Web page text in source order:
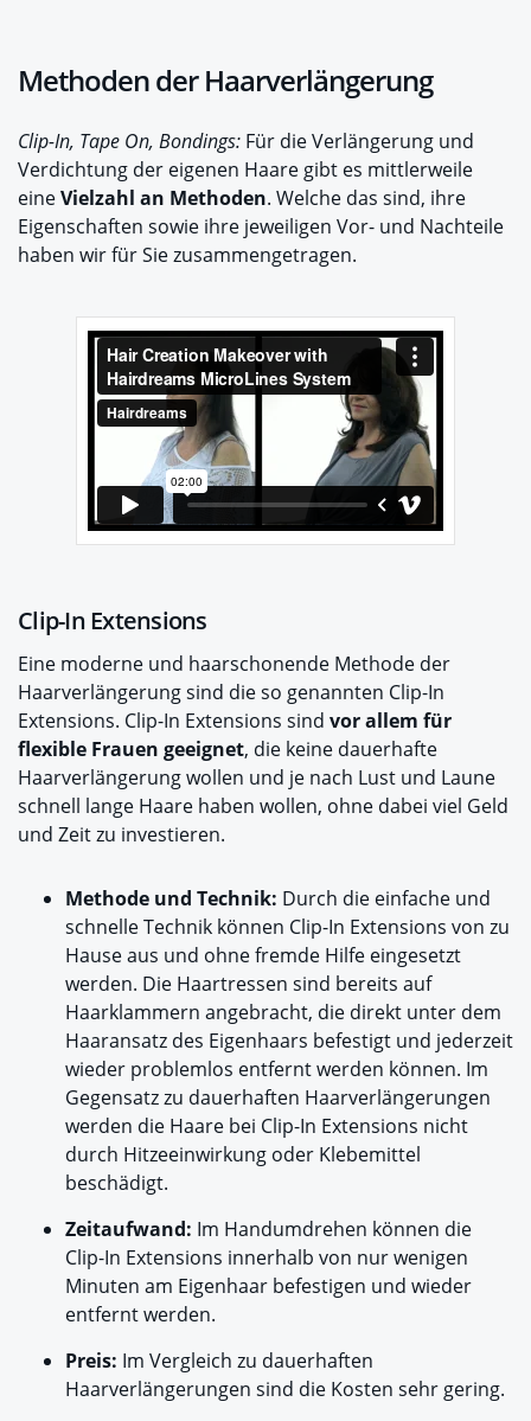
Methoden der Haarverlängerung
Clip-In, Tape On, Bondings: Für die Verlängerung und
Verdichtung der eigenen Haare gibt es mittlerweile
eineVielzahl an Methoden. Welche das sind, ihre
Eigenschaften sowie ihre jeweiligen Vor- und Nachteile
haben wir für Sie zusammengetragen.
Clip-In Extensions
Eine moderne und haarschonende Methode der
Haarverlängerung sind die so genannten Clip-In
Extensions. Clip-In Extensions sind vor allem für
flexible Frauen geeignet, die keine dauerhafte
Haarverlängerung wollen und je nach Lust und Laune
schnell lange Haare haben wollen, ohne dabei viel Geld
und Zeit zu investieren.
Methode und Technik: Durch die einfache und
schnelle Technik können Clip-In Extensions von zu
Hause aus und ohne fremde Hilfe eingesetzt
werden. Die Haartressen sind bereits auf
Haarklammern angebracht, die direkt unter dem
Haaransatz des Eigenhaars befestigt und jederzeit
wieder problemlos entfernt werden können. Im
Gegensatz zu dauerhaften Haarverlängerungen
werden die Haare bei Clip-In Extensions nicht
durch Hitzeeinwirkung oder Klebemittel
beschädigt.
Zeitaufwand: Im Handumdrehen können die
Clip-In Extensions innerhalb von nur wenigen
Minuten am Eigenhaar befestigen und wieder
entfernt werden.
Preis: Im Vergleich zu dauerhaften
Haarverlängerungen sind die Kosten sehr gering.